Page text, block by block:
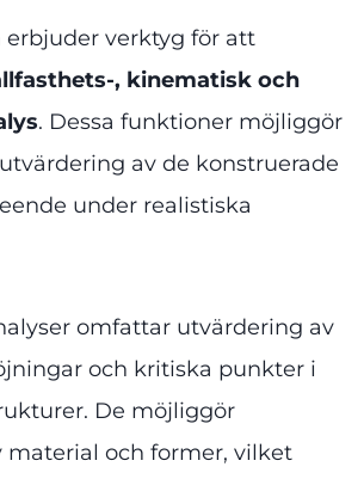
erbjuder verktyg för att
, kinematisk och
. Dessa funktioner möjliggör
av de konstruerade
under realistiska
omfattar utvärdering av
och kritiska punkter i
De möjliggör
och former, vilket